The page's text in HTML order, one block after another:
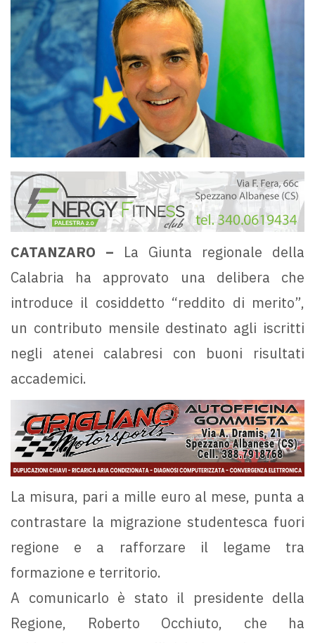
CATANZARO – La Giunta regionale della
Calabria ha approvato una delibera che
introduce il cosiddetto “reddito di merito”,
un contributo mensile destinato agli iscritti
negli atenei calabresi con buoni risultati
accademici.
La misura, pari a mille euro al mese, punta a
contrastare la migrazione studentesca fuori
regione e a rafforzare il legame tra
formazione e territorio.
A comunicarlo è stato il presidente della
Regione, Roberto Occhiuto, che ha